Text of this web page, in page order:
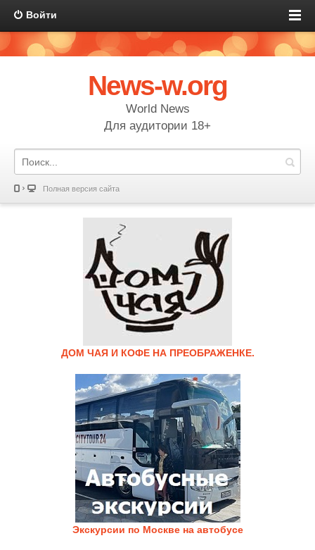
Войти
News-w.org
World News
Для аудитории 18+
Полная версия сайта
ДОМ ЧАЯ И КОФЕ НА ПРЕОБРАЖЕНКЕ.
Экскурсии по Москве на автобусе